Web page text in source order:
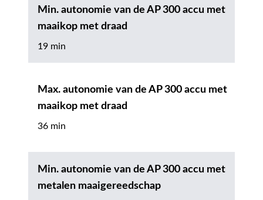
Min. autonomie van de AP 300 accu met
maaikop met draad
19 min
Max. autonomie van de AP 300 accu met
maaikop met draad
36 min
Min. autonomie van de AP 300 accu met
metalen maaigereedschap